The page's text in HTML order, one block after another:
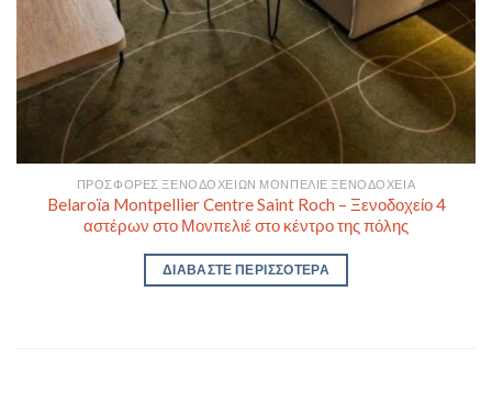
ΠΡΟΣΦΟΡΈΣ ΞΕΝΟΔΟΧΕΊΩΝ ΜΟΝΠΕΛΙΈ ΞΕΝΟΔΟΧΕΊΑ
Belaroïa Montpellier Centre Saint Roch – Ξενοδοχείο 4
αστέρων στο Μονπελιέ στο κέντρο της πόλης
ΔΙΑΒΆΣΤΕ ΠΕΡΙΣΣΌΤΕΡΑ